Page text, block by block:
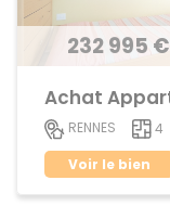
232 995 €
RENNES 4
Voir le bien